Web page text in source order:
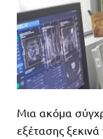
Μια ακόμα
εξέτασης